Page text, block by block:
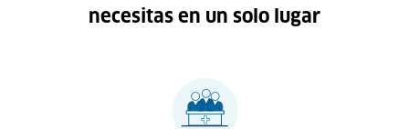
necesitas en un solo lugar